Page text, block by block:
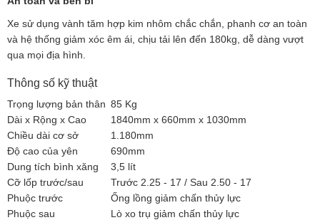
Xe sử dụng vành tăm hợp kim nhôm chắc chắn, phanh cơ an toàn
và hệ thống giảm xóc êm ái, chịu tải lên đến 180kg, dễ dàng vượt
qua mọi địa hình.
Thông số kỹ thuật
Trọng lượng bản thân 85 Kg
Dài x Rộng x Cao
1840mm x 660mm x 1030mm
Chiều dài cơ sở
1.180mm
Độ cao của yên
690mm
Dung tích bình xăng
3,5 lít
Cỡ lốp trước/sau
Trước 2.25 - 17 / Sau 2.50 - 17
Phuộc trước
Ống lồng giảm chấn thủy lực
Phuộc sau
Lò xo trụ giảm chấn thủy lực